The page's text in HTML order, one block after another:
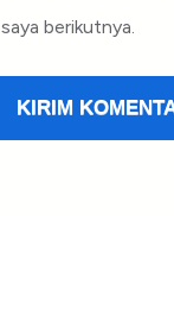
berikutnya.